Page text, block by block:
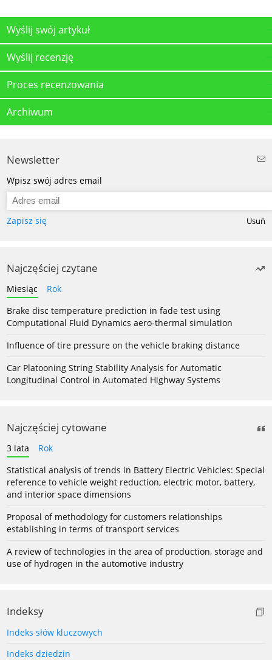
Wyślij swój artykuł
Wyślij recenzję
Proces recenzowania
Archiwum
Newsletter
Wpisz swój adres email
Zapisz się Usuń
Najczęściej czytane
Miesiąc
Rok
Brake disc temperature prediction in fade test using
Computational Fluid Dynamics aero-thermal simulation
Influence of tire pressure on the vehicle braking distance
Car Platooning String Stability Analysis for Automatic
Longitudinal Control in Automated Highway Systems
Najczęściej cytowane
3 lata
Rok
Statistical analysis of trends in Battery Electric Vehicles: Special
reference to vehicle weight reduction, electric motor, battery,
and interior space dimensions
Proposal of methodology for customers relationships
establishing in terms of transport services
A review of technologies in the area of production, storage and
use of hydrogen in the automotive industry
Indeksy
Indeks słów kluczowych
Indeks dziedzin